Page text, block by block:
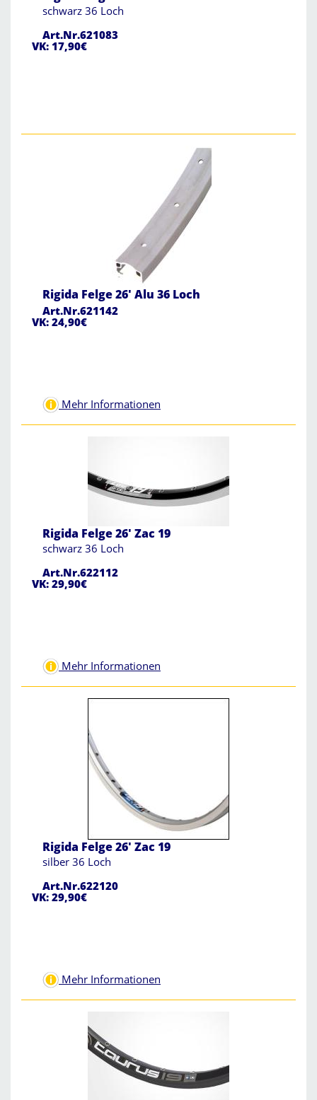
schwarz 36 Loch
Art.Nr.621083
VK: 17,90€
Rigida Felge 26' Alu 36 Loch
Art.Nr.621142
VK: 24,90€
Mehr Informationen
Rigida Felge 26' Zac 19
schwarz 36 Loch
Art.Nr.622112
VK: 29,90€
Mehr Informationen
Rigida Felge 26' Zac 19
silber 36 Loch
Art.Nr.622120
VK: 29,90€
Mehr Informationen